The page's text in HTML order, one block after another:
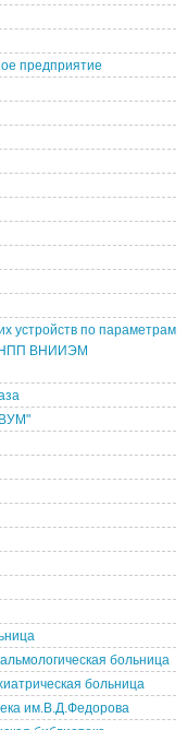
предприятие
устройств по параметрам
НПП ВНИИЭМ
больница
больница
им.В.Д.Федорова